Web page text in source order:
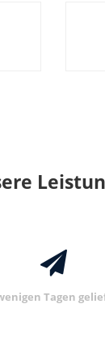
Tagen